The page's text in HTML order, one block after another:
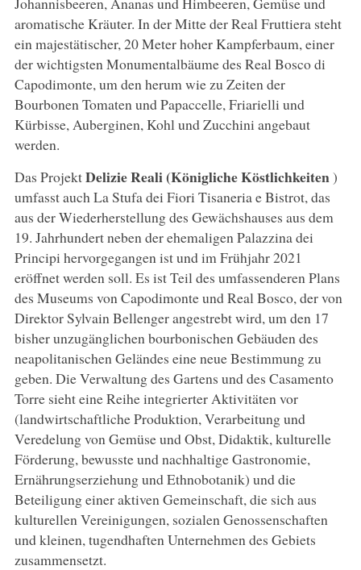
aromatische Kräuter. In der Mitte der Real Fruttiera steht
ein majestätischer, 20 Meter hoher Kampferbaum, einer
der wichtigsten Monumentalbäume des Real Bosco di
Capodimonte, um den herum wie zu Zeiten der
Bourbonen Tomaten und Papaccelle, Friarielli und
Kürbisse, Auberginen, Kohl und Zucchini angebaut
werden.
Das ProjektDelizie Reali (Königliche Köstlichkeiten)
umfasst auch La Stufa dei Fiori Tisaneria e Bistrot, das
aus der Wiederherstellung des Gewächshauses aus dem
19. Jahrhundert neben der ehemaligen Palazzina dei
Principi hervorgegangen ist und im Frühjahr 2021
eröffnet werden soll. Es ist Teil des umfassenderen Plans
des Museums von Capodimonte und Real Bosco, der von
Direktor Sylvain Bellenger angestrebt wird, um den 17
bisher unzugänglichen bourbonischen Gebäuden des
neapolitanischen Geländes eine neue Bestimmung zu
geben. Die Verwaltung des Gartens und des Casamento
Torre sieht eine Reihe integrierter Aktivitäten vor
(landwirtschaftliche Produktion, Verarbeitung und
Veredelung von Gemüse und Obst, Didaktik, kulturelle
Förderung, bewusste und nachhaltige Gastronomie,
Ernährungserziehung und Ethnobotanik) und die
Beteiligung einer aktiven Gemeinschaft, die sich aus
kulturellen Vereinigungen, sozialen Genossenschaften
und kleinen, tugendhaften Unternehmen des Gebiets
zusammensetzt.